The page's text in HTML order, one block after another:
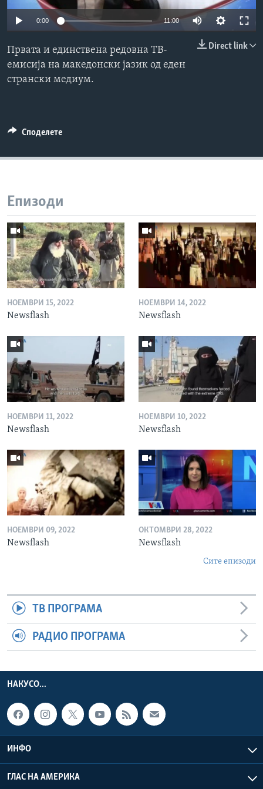
ИНТЕРВЈУА
Јазици
0:00 11:00
Direct link
Првата и единствена редовна ТВ-
емисија на македонски јазик од еден
странски медиум.
Споделете
Епизоди
НОЕМВРИ 15, 2022
Newsflash
НОЕМВРИ 14, 2022
Newsflash
НОЕМВРИ 11, 2022
Newsflash
НОЕМВРИ 10, 2022
Newsflash
НОЕМВРИ 09, 2022
Newsflash
ОКТОМВРИ 28, 2022
Newsflash
Сите епизоди
ТВ ПРОГРАМА
РАДИО ПРОГРАМА
НАКУСО...
ИНФО
ГЛАС НА АМЕРИКА